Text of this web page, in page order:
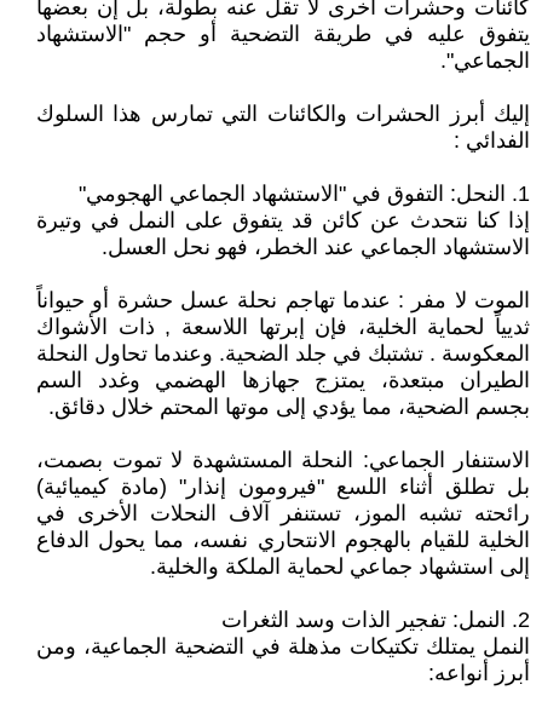
كائنات وحشرات أخرى لا تقل عنه بطولة، بل إن بعضها
يتفوق عليه في طريقة التضحية أو حجم "الاستشهاد
الجماعي".
إليك أبرز الحشرات والكائنات التي تمارس هذا السلوك
الفدائي :
1. النحل: التفوق في "الاستشهاد الجماعي الهجومي"
إذا كنا نتحدث عن كائن قد يتفوق على النمل في وتيرة
الاستشهاد الجماعي عند الخطر، فهو نحل العسل.
الموت لا مفر : عندما تهاجم نحلة عسل حشرة أو حيواناً
ثديياً لحماية الخلية، فإن إبرتها اللاسعة , ذات الأشواك
المعكوسة . تشتبك في جلد الضحية. وعندما تحاول النحلة
الطيران مبتعدة، يمتزج جهازها الهضمي وغدد السم
بجسم الضحية، مما يؤدي إلى موتها المحتم خلال دقائق.
الاستنفار الجماعي: النحلة المستشهدة لا تموت بصمت،
بل تطلق أثناء اللسع "فيرومون إنذار" (مادة كيميائية)
رائحته تشبه الموز، تستنفر آلاف النحلات الأخرى في
الخلية للقيام بالهجوم الانتحاري نفسه، مما يحول الدفاع
إلى استشهاد جماعي لحماية الملكة والخلية.
2. النمل: تفجير الذات وسد الثغرات
النمل يمتلك تكتيكات مذهلة في التضحية الجماعية، ومن
أبرز أنواعه: